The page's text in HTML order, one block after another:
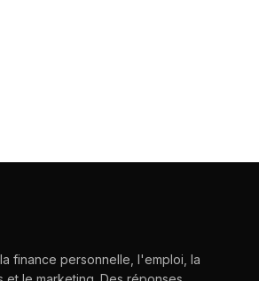
finance personnelle, l'emploi, la